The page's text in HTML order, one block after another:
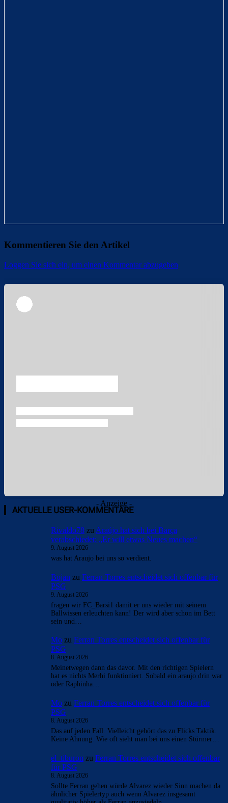
Kommentieren Sie den Artikel
Loggen Sie sich ein, um einen Kommentar abzugeben
- Anzeige -
AKTUELLE USER-KOMMENTARE
Rivaldo78 zu Araújo hat sich bei Barça
verabschiedet: „Er will etwas Neues machen“
9. August 2026
was hat Araujo bei uns so verdient.
Bojan zu Ferran Torres entscheidet sich offenbar für
PSG
9. August 2026
fragen wir FC_Barsi1 damit er uns wieder mit seinem
Ballwissen erleuchten kann! Der wird aber schon im Bett
sein und…
Mo zu Ferran Torres entscheidet sich offenbar für
PSG
8. August 2026
Meinetwegen dann das davor. Mit den richtigen Spielern
hat es nichts Merhi funktioniert. Sobald ein araujo drin war
oder Raphinha…
Mo zu Ferran Torres entscheidet sich offenbar für
PSG
8. August 2026
Das auf jeden Fall. Vielleicht gehört das zu Flicks Taktik.
Keine Ahnung. Wie oft sieht man bei uns einen Stürmer…
el_tiburon zu Ferran Torres entscheidet sich offenbar
für PSG
8. August 2026
Sollte Ferran gehen würde Alvarez wieder Sinn machen da
ähnlicher Spielertyp auch wenn Alvarez insgesamt